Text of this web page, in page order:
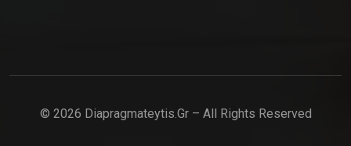
© 2026 Diapragmateytis.gr – All Rights Reserved